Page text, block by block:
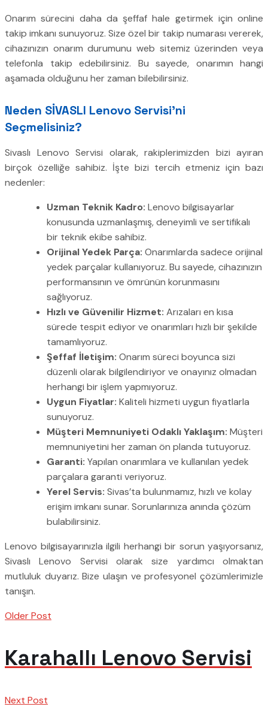
Onarım sürecini daha da şeffaf hale getirmek için online
takip imkanı sunuyoruz. Size özel bir takip numarası vererek,
cihazınızın onarım durumunu web sitemiz üzerinden veya
telefonla takip edebilirsiniz. Bu sayede, onarımın hangi
aşamada olduğunu her zaman bilebilirsiniz.
Neden SİVASLI Lenovo Servisi’ni
Seçmelisiniz?
Sivaslı Lenovo Servisi olarak, rakiplerimizden bizi ayıran
birçok özelliğe sahibiz. İşte bizi tercih etmeniz için bazı
nedenler:
Uzman Teknik Kadro: Lenovo bilgisayarlar
konusunda uzmanlaşmış, deneyimli ve sertifikalı
bir teknik ekibe sahibiz.
Orijinal Yedek Parça: Onarımlarda sadece orijinal
yedek parçalar kullanıyoruz. Bu sayede, cihazınızın
performansının ve ömrünün korunmasını
sağlıyoruz.
Hızlı ve Güvenilir Hizmet: Arızaları en kısa
sürede tespit ediyor ve onarımları hızlı bir şekilde
tamamlıyoruz.
Şeffaf İletişim: Onarım süreci boyunca sizi
düzenli olarak bilgilendiriyor ve onayınız olmadan
herhangi bir işlem yapmıyoruz.
Uygun Fiyatlar: Kaliteli hizmeti uygun fiyatlarla
sunuyoruz.
Müşteri Memnuniyeti Odaklı Yaklaşım: Müşteri
memnuniyetini her zaman ön planda tutuyoruz.
Garanti: Yapılan onarımlara ve kullanılan yedek
parçalara garanti veriyoruz.
Yerel Servis: Sivas’ta bulunmamız, hızlı ve kolay
erişim imkanı sunar. Sorunlarınıza anında çözüm
bulabilirsiniz.
Lenovo bilgisayarınızla ilgili herhangi bir sorun yaşıyorsanız,
Sivaslı Lenovo Servisi olarak size yardımcı olmaktan
mutluluk duyarız. Bize ulaşın ve profesyonel çözümlerimizle
tanışın.
Older Post
Karahallı Lenovo Servisi
Next Post